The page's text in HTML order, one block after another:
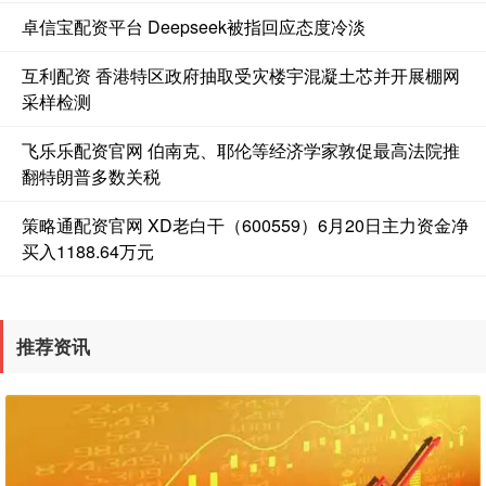
卓信宝配资平台 Deepseek被指回应态度冷淡
互利配资 香港特区政府抽取受灾楼宇混凝土芯并开展棚网
采样检测
飞乐乐配资官网 伯南克、耶伦等经济学家敦促最高法院推
翻特朗普多数关税
策略通配资官网 XD老白干（600559）6月20日主力资金净
买入1188.64万元
推荐资讯